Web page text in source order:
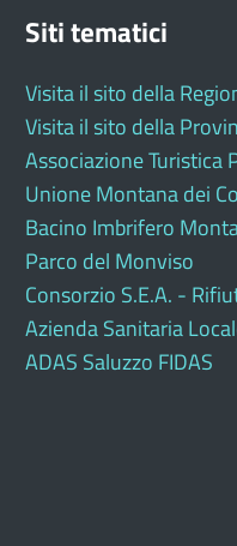
Siti tematici
Visita il sito della
Visita il sito della
Associazione Turistica
Unione Montana dei
Bacino Imbrifero
Parco del Monviso
Consorzio S.E.A. -
Azienda Sanitaria
ADAS Saluzzo FIDAS